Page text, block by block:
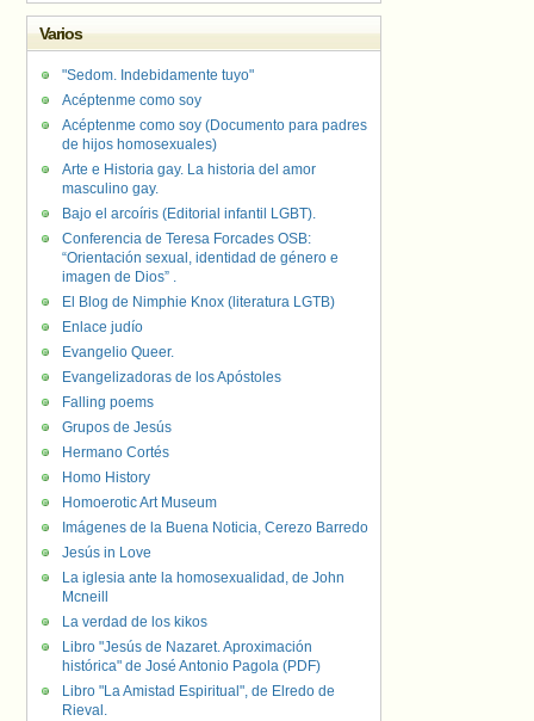
Varios
"Sedom. Indebidamente tuyo"
Acéptenme como soy
Acéptenme como soy (Documento para padres
de hijos homosexuales)
Arte e Historia gay. La historia del amor
masculino gay.
Bajo el arcoíris (Editorial infantil LGBT).
Conferencia de Teresa Forcades OSB:
“Orientación sexual, identidad de género e
imagen de Dios” .
El Blog de Nimphie Knox (literatura LGTB)
Enlace judío
Evangelio Queer.
Evangelizadoras de los Apóstoles
Falling poems
Grupos de Jesús
Hermano Cortés
Homo History
Homoerotic Art Museum
Imágenes de la Buena Noticia, Cerezo Barredo
Jesús in Love
La iglesia ante la homosexualidad, de John
Mcneill
La verdad de los kikos
Libro "Jesús de Nazaret. Aproximación
histórica" de José Antonio Pagola (PDF)
Libro "La Amistad Espiritual", de Elredo de
Rieval.